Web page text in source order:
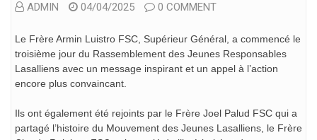
ADMIN 04/04/2025 0 COMMENT
Le Frère Armin Luistro FSC, Supérieur Général, a commencé le
troisième jour du Rassemblement des Jeunes Responsables
Lasalliens avec un message inspirant et un appel à l’action
encore plus convaincant.
Ils ont également été rejoints par le Frère Joel Palud FSC qui a
partagé l’histoire du Mouvement des Jeunes Lasalliens, le Frère